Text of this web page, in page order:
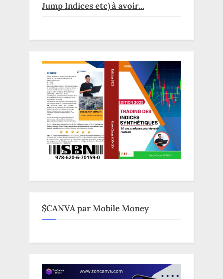
Jump Indices etc) à avoir...
$CANVA par Mobile Money